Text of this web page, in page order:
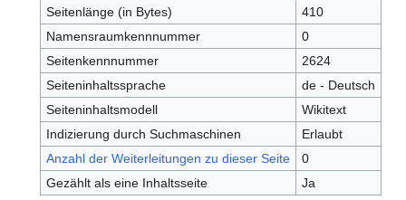
Seitenlänge (in Bytes)
410
Namensraumkennnummer
0
Seitenkennnummer
2624
Seiteninhaltssprache
de - Deutsch
Seiteninhaltsmodell
Wikitext
Indizierung durch Suchmaschinen
Erlaubt
Anzahl der Weiterleitungen zu dieser Seite
0
Gezählt als eine Inhaltsseite
Ja